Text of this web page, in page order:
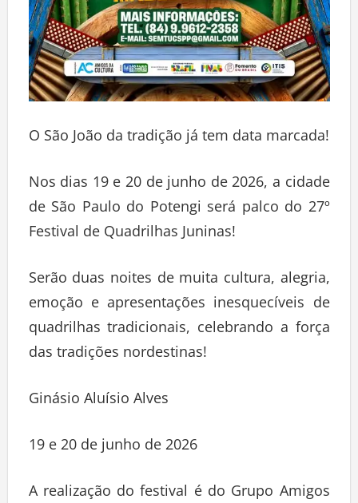
O São João da tradição já tem data marcada!
Nos dias 19 e 20 de junho de 2026, a cidade
de São Paulo do Potengi será palco do 27º
Festival de Quadrilhas Juninas!
Serão duas noites de muita cultura, alegria,
emoção e apresentações inesquecíveis de
quadrilhas tradicionais, celebrando a força
das tradições nordestinas!
Ginásio Aluísio Alves
19 e 20 de junho de 2026
A realização do festival é do Grupo Amigos